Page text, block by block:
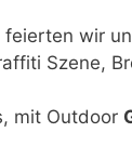
feierten wir
Szene,
mit Outdoor